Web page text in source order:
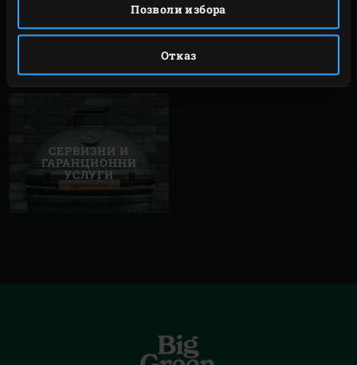
Позволи избора
Отказ
ПОДДРЪЖКА НА
ВАШЕТО
БАРБЕКЮ EGG
СЕРВИЗНИ И
ГАРАНЦИОННИ
УСЛУГИ